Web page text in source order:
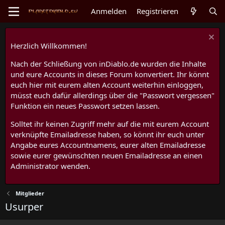
Anmelden Registrieren
Herzlich Willkommen!
Nach der Schließung von inDiablo.de wurden die Inhalte
und eure Accounts in dieses Forum konvertiert. Ihr könnt
euch hier mit eurem alten Account weiterhin einloggen,
müsst euch dafür allerdings über die "Passwort vergessen"
Funktion ein neues Passwort setzen lassen.
Solltet ihr keinen Zugriff mehr auf die mit eurem Account
verknüpfte Emailadresse haben, so könnt ihr euch unter
Angabe eures Accountnamens, eurer alten Emailadresse
sowie eurer gewünschten neuen Emailadresse an einen
Administrator wenden.
Mitglieder
Usurper